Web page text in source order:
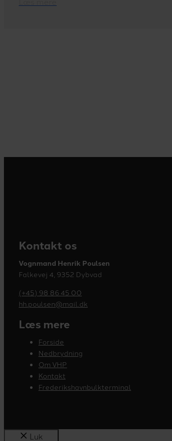
Kontakt os
Vognmand Henrik Poulsen
Falkevej 4, 9352 Dybvad
(+45) 98 86 45 00
hh.poulsen@mail.dk
Læs mere
Forside
Nedbrydning
Om VHP
Kontakt
Frederikshavnbulkterminal
Luk